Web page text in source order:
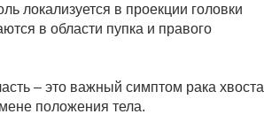
локализуется в проекции головки
в области пупка и правого
– это важный симптом рака хвоста
положения тела.